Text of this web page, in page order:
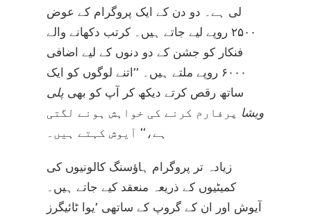
لی ہے۔ دو دن کے ایک پروگرام کے عوض
۲۵۰۰ روپے لیے جاتے ہیں۔ کرتب دکھانے والے
فنکار کو جشن کے دو دنوں کے لیے اضافی
۶۰۰۰ روپے ملتے ہیں۔ ’’اتنے لوگوں کو ایک
ساتھ رقص کرتے دیکھ کر آپ کو بھی پلی
ویشا پرفارم کرنے کی خواہش ہونے لگتی
ہے،‘‘ آیوش کہتے ہیں۔
زیادہ تر پروگرام ہاؤسنگ کالونیوں کی
کمیٹیوں کے ذریعہ منعقد کیے جاتے ہیں۔
آیوش اور ان کے گروپ کے ساتھی ’یوا ٹائیگرز